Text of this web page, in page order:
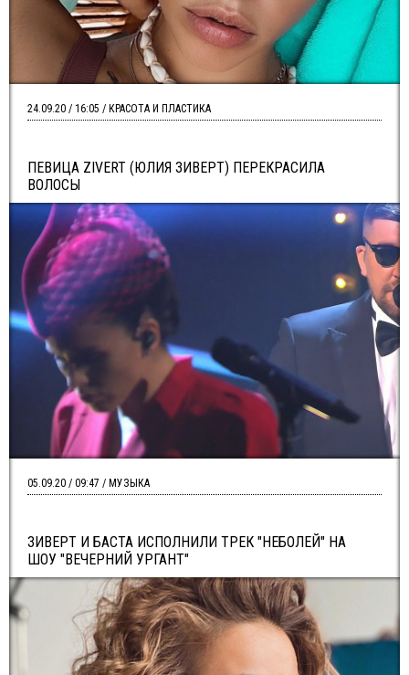
ПЕВИЦА ZIVERT (ЮЛИЯ ЗИВЕРТ) ПЕРЕКРАСИЛА
ВОЛОСЫ
24.09.20 / 16:05 / КРАСОТА И ПЛАСТИКА
ЗИВЕРТ И БАСТА ИСПОЛНИЛИ ТРЕК "НЕБОЛЕЙ" НА
ШОУ "ВЕЧЕРНИЙ УРГАНТ"
05.09.20 / 09:47 / МУЗЫКА